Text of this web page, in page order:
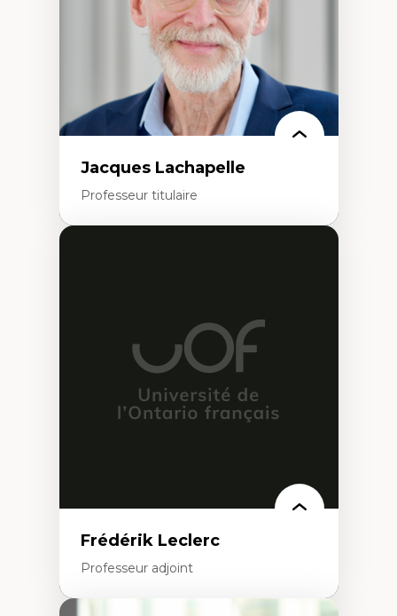
Jacques Lachapelle
Professeur titulaire
l'environnement bâti
Conception de projet en milieu existant
Analyse critique en architecture et
enseignement du design architectural et
Frédérik Leclerc
Professeur adjoint